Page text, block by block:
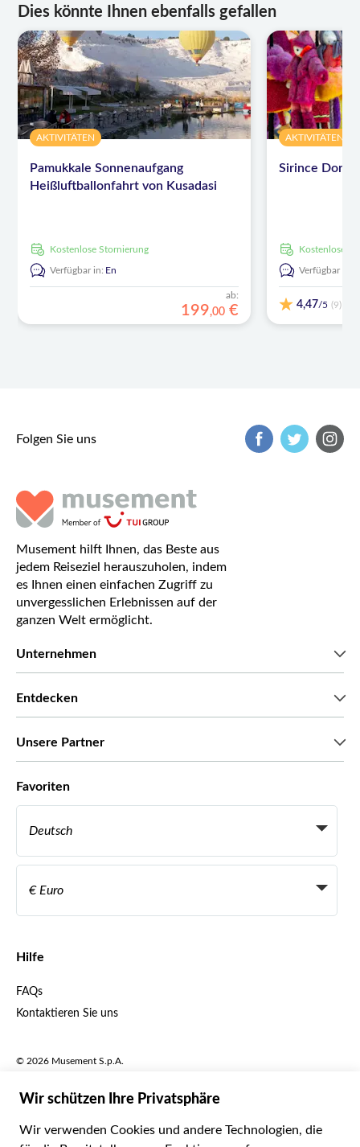
Dies könnte Ihnen ebenfalls gefallen
AKTIVITÄTEN
Pamukkale Sonnenaufgang
Heißluftballonfahrt von Kusadasi
kostenlose Stornierung
Verfügbar in: En
ab:
199,00 €
AKTIVITÄTEN
Sirince Dorf
kostenlose
Verfügbar in:
4,47/5 (9)
Folgen Sie uns
Musement hilft Ihnen, das Beste aus
jedem Reiseziel herauszuholen, indem
es Ihnen einen einfachen Zugriff zu
unvergesslichen Erlebnissen auf der
ganzen Welt ermöglicht.
Unternehmen
Entdecken
Unsere Partner
Werden Sie Anbieter
Become a Distribution Partner
Favoriten
Deutsch
Italiano
Français
Español
Português
Português BR
Nederlands
€ Euro
ARS Argentinischer Peso
.د.ب Bahrain-Dinar
Hilfe
FAQs
Kontaktieren Sie uns
© 2026 Musement S.p.A.
Online-Reiseagentur nº 170695